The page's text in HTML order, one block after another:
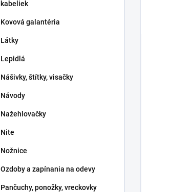
kabeliek
Kovová galantéria
Látky
Lepidlá
Nášivky, štítky, visačky
Návody
Nažehlovačky
Nite
Nožnice
Ozdoby a zapínania na odevy
Pančuchy, ponožky, vreckovky